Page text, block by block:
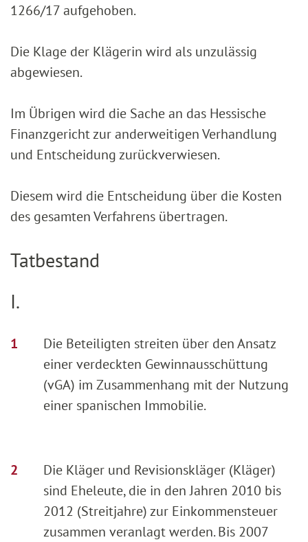
1266/17 aufgehoben.
Die Klage der Klägerin wird als unzulässig
abgewiesen.
Im Übrigen wird die Sache an das Hessische
Finanzgericht zur anderweitigen Verhandlung
und Entscheidung zurückverwiesen.
Diesem wird die Entscheidung über die Kosten
des gesamten Verfahrens übertragen.
Tatbestand
I.
Die Beteiligten streiten über den Ansatz
einer verdeckten Gewinnausschüttung
(vGA) im Zusammenhang mit der Nutzung
einer spanischen Immobilie.
Die Kläger und Revisionskläger (Kläger)
sind Eheleute, die in den Jahren 2010 bis
2012 (Streitjahre) zur Einkommensteuer
zusammen veranlagt werden. Bis 2007